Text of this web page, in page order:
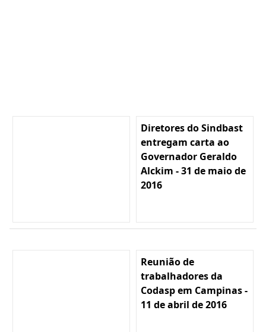
Diretores do Sindbast
entregam carta ao
Governador Geraldo
Alckim - 31 de maio de
2016
Reunião de
trabalhadores da
Codasp em Campinas -
11 de abril de 2016